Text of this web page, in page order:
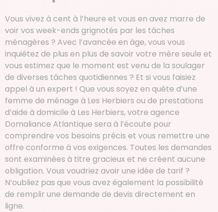
Vous vivez à cent à l’heure et vous en avez marre de
voir vos week-ends grignotés par les tâches
ménagères ? Avec l’avancée en âge, vous vous
inquiétez de plus en plus de savoir votre mère seule et
vous estimez que le moment est venu de la soulager
de diverses tâches quotidiennes ? Et si vous faisiez
appel à un expert ! Que vous soyez en quête d’une
femme de ménage à Les Herbiers ou de prestations
d’aide à domicile à Les Herbiers, votre agence
Domaliance Atlantique sera à l’écoute pour
comprendre vos besoins précis et vous remettre une
offre conforme à vos exigences. Toutes les demandes
sont examinées à titre gracieux et ne créent aucune
obligation. Vous voudriez avoir une idée de tarif ?
N’oubliez pas que vous avez également la possibilité
de remplir une demande de devis directement en
ligne.